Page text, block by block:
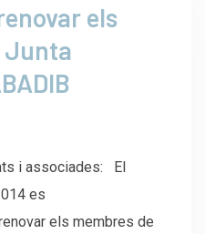
els
Junta
i associades: El
es
els membres de